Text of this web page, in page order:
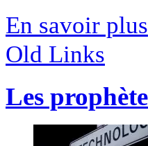
En savoir plus
Old Links
Les